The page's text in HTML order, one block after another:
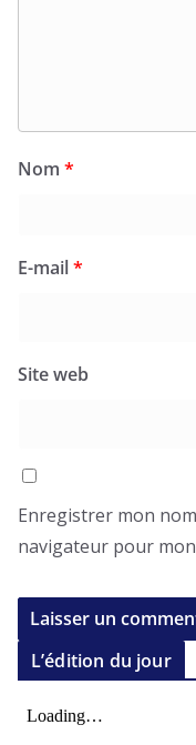
Nom *
E-mail*
Site web
Enregistrer mon
navigateur pour
L’édition du jour